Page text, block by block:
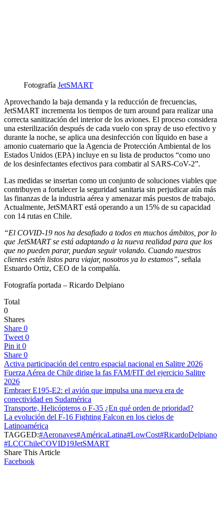
Fotografía JetSMART
Aprovechando la baja demanda y la reducción de frecuencias,
JetSMART incrementa los tiempos de turn around para realizar una
correcta sanitización del interior de los aviones. El proceso considera
una esterilización después de cada vuelo con spray de uso efectivo y
durante la noche, se aplica una desinfección con líquido en base a
amonio cuaternario que la Agencia de Protección Ambiental de los
Estados Unidos (EPA) incluye en su lista de productos “como uno
de los desinfectantes efectivos para combatir al SARS-CoV-2”.
Las medidas se insertan como un conjunto de soluciones viables que
contribuyen a fortalecer la seguridad sanitaria sin perjudicar aún más
las finanzas de la industria aérea y amenazar más puestos de trabajo.
Actualmente, JetSMART está operando a un 15% de su capacidad
con 14 rutas en Chile.
“El COVID-19 nos ha desafiado a todos en muchos ámbitos, por lo
que JetSMART se está adaptando a la nueva realidad para que los
que no pueden parar, puedan seguir volando. Cuando nuestros
clientes estén listos para viajar, nosotros ya lo estamos”, señala
Estuardo Ortiz, CEO de la compañía.
Fotografía portada – Ricardo Delpiano
Total
0
Shares
Share 0
Tweet 0
Pin it 0
Share 0
Activa participación del centro espacial nacional en Salitre 2026
Fuerza Aérea de Chile dirige la fas FAM/FIT del ejercicio Salitre
2026
Embraer E195-E2: el avión que impulsa una nueva era de
conectividad en Sudamérica
Transporte, Helicópteros o F-35 ¿En qué orden de prioridad?
La evolución del F-16 Fighting Falcon en los cielos de
Latinoamérica
TAGGED:#Aeronaves#AméricaLatina#LowCost#RicardoDelpiano
#LCCChileCOVID19JetSMART
Share This Article
Facebook